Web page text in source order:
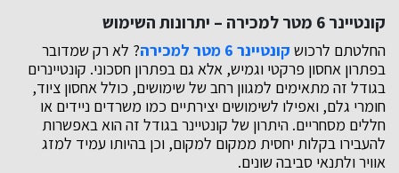
קונטיינר 6 מטר למכירה – יתרונות השימוש
החלטתם לרכוש קונטיינר 6 מטר למכירה
? לא רק שמדובר
בפתרון אחסון פרקטי וגמיש, אלא גם בפתרון חסכוני. קונטיינרים
בגודל זה מתאימים למגוון רחב של שימושים, כולל אחסון ציוד,
חומרי גלם, ואפילו לשימושים יצירתיים כמו משרדים ניידים או
חללים מסחריים. היתרון של קונטיינר בגודל זה הוא באפשרות
להעבירו בקלות יחסית ממקום למקום, וכן בהיותו עמיד למזג
אוויר ולתנאי סביבה שונים.